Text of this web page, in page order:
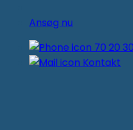
Ansøg nu
70 20
Kontakt